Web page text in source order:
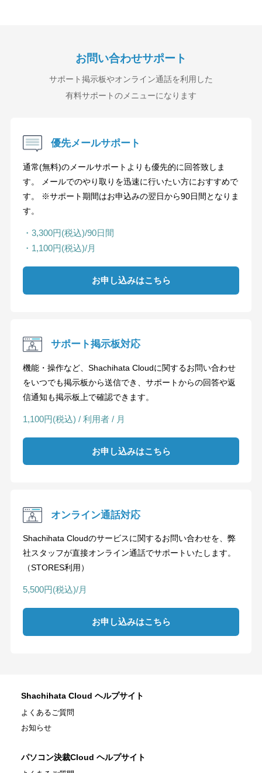
お問い合わせサポート
サポート掲示板やオンライン通話を利用した
有料サポートのメニューになります
優先メールサポート
通常(無料)のメールサポートよりも優先的に回答致しま
す。 メールでのやり取りを迅速に行いたい方におすすめで
す。 ※サポート期間はお申込みの翌日から90日間となりま
す。
・3,300円(税込)/90日間
・1,100円(税込)/月
お申し込みはこちら
サポート掲示板対応
機能・操作など、Shachihata Cloudに関するお問い合わせ
をいつでも掲示板から送信でき、サポートからの回答や返
信通知も掲示板上で確認できます。
1,100円(税込) / 利用者 / 月
お申し込みはこちら
オンライン通話対応
Shachihata Cloudのサービスに関するお問い合わせを、弊
社スタッフが直接オンライン通話でサポートいたします。
（STORES利用）
5,500円(税込)/月
お申し込みはこちら
Shachihata Cloud ヘルプサイト
よくあるご質問
お知らせ
パソコン決裁Cloud ヘルプサイト